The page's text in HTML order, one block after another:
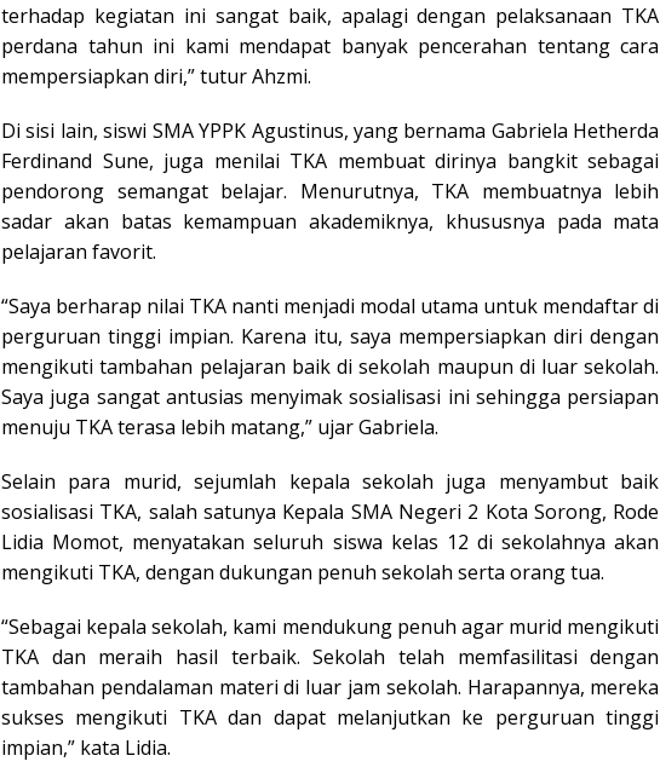
terhadap kegiatan ini sangat baik, apalagi dengan pelaksanaan TKA
perdana tahun ini kami mendapat banyak pencerahan tentang cara
mempersiapkan diri,” tutur Ahzmi.
Di sisi lain, siswi SMA YPPK Agustinus, yang bernama Gabriela Hetherda
Ferdinand Sune, juga menilai TKA membuat dirinya bangkit sebagai
pendorong semangat belajar. Menurutnya, TKA membuatnya lebih
sadar akan batas kemampuan akademiknya, khususnya pada mata
pelajaran favorit.
“Saya berharap nilai TKA nanti menjadi modal utama untuk mendaftar di
perguruan tinggi impian. Karena itu, saya mempersiapkan diri dengan
mengikuti tambahan pelajaran baik di sekolah maupun di luar sekolah.
Saya juga sangat antusias menyimak sosialisasi ini sehingga persiapan
menuju TKA terasa lebih matang,” ujar Gabriela.
Selain para murid, sejumlah kepala sekolah juga menyambut baik
sosialisasi TKA, salah satunya Kepala SMA Negeri 2 Kota Sorong, Rode
Lidia Momot, menyatakan seluruh siswa kelas 12 di sekolahnya akan
mengikuti TKA, dengan dukungan penuh sekolah serta orang tua.
“Sebagai kepala sekolah, kami mendukung penuh agar murid mengikuti
TKA dan meraih hasil terbaik. Sekolah telah memfasilitasi dengan
tambahan pendalaman materi di luar jam sekolah. Harapannya, mereka
sukses mengikuti TKA dan dapat melanjutkan ke perguruan tinggi
impian,” kata Lidia.